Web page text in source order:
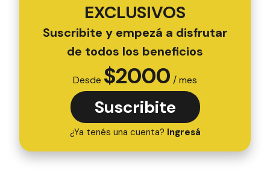
EXCLUSIVOS
Suscribite y empezá a disfrutar
de todos los beneficios
Desde $2000 / mes
Suscribite
¿Ya tenés una cuenta? Ingresá